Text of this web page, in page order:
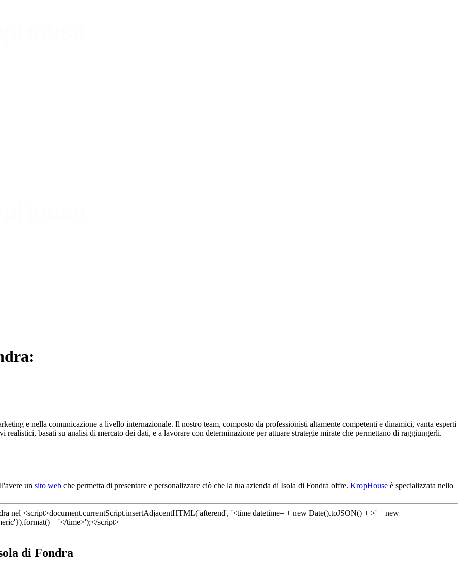
e nella comunicazione a livello internazionale. Il nostro team, composto da professionisti altamente competenti e dinamici, vanta esperti
basati su analisi di mercato dei dati, e a lavorare con determinazione per attuare strategie mirate che permettano di raggiungerli.
un sito web che permetta di presentare e personalizzare ciò che la tua azienda di Isola di Fondra offre. KropHouse è specializzata nello
di Fondra